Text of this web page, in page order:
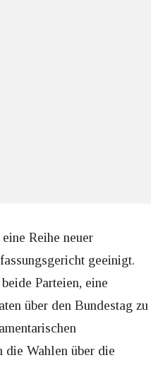
Reihe neuer
geeinigt.
Parteien, eine
über den Bundestag zu
die Wahlen über die